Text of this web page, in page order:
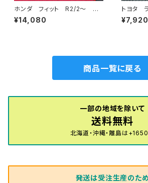
ホンダ フィット R2/2〜 G
R/GS系 フロアマット一式 カ
ーマット ハイグレードタイプ
¥14,080
トヨタ
0系 フロ
ット 防
¥7,920
商品一覧に戻る
一部の地域を除いて
送料無料
北海道・沖縄・離島は
発送は受注生産のため